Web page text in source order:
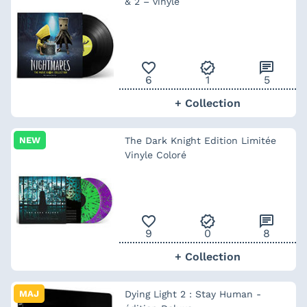
favorite_outline
6
verified
1
chat
5
+ Collection
NEW
The Dark Knight Edition Limitée
Vinyle Coloré
favorite_outline
9
verified
0
chat
8
+ Collection
MAJ
Dying Light 2 : Stay Human -